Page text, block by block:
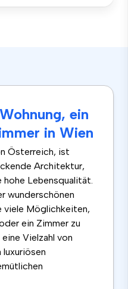
ein
in Wien
Österreich, ist
Architektur,
hohe Lebensqualität.
wunderschönen
viele Möglichkeiten,
ein Zimmer zu
Vielzahl von